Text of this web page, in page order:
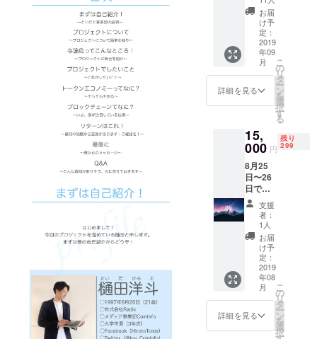
ます。
ご了承
くださ
い。」
ントと適当な数
字を記載くださ
い。 支援後、指
定のアカウント
へDMと合わせて
その数字をお送
りください。 そ
の日から1ヶ月間
リツイートとい
反する内容、法
令に違反する内
容などはお受け
できません。
トを支
援して
くださ
る方向
けのプ
ランで
す。 リ
ターン
とし
て、支
に向け
た感謝
の動画
を与論
島で
撮っ
て、お
送りし
ます！
言って
欲しい
言葉等
があれ
ばメー
ルに記
載くだ
さい。
お届
け予
定：
2019
年09
月
詳細を見る
こ
の
リ
タ
ー
ン
を
選
択
す
る
15,
000 円
残り
299
8月25
日〜26
日で参
加する
人に向
けたプ
ランで
す。
コース
名は
「陸」
です。
連日参
加する
方は、
「必
支援
者：
1人
お届
け予
定：
2019
年08
月
詳細を見る
こ
の
リ
タ
ー
ン
を
選
択